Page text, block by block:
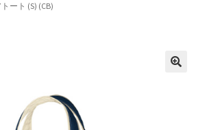
ート (S) (CB)